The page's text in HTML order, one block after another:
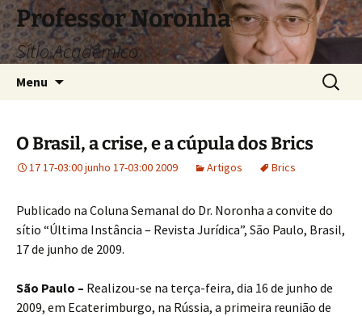
Pular
para
o
conteúdo
Professor Noronha
Sítio Acadêmico
Menu
por:
O Brasil, a crise, e a cúpula dos Brics
17 17-03:00 junho 17-03:00 2009 Artigos Brics
Publicado na Coluna Semanal do Dr. Noronha a convite do
sítio “Última Instância – Revista Jurídica”, São Paulo, Brasil,
17 de junho de 2009.
São Paulo – Realizou-se na terça-feira, dia 16 de junho de
2009, em Ecaterimburgo, na Rússia, a primeira reunião de